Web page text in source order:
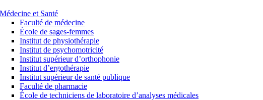
Médecine et Santé
Faculté de médecine
École de sages-femmes
Institut de physiothérapie
Institut de psychomotricité
Institut supérieur d’orthophonie
Institut d’ergothérapie
Institut supérieur de santé publique
Faculté de pharmacie
École de techniciens de laboratoire d’analyses médicales